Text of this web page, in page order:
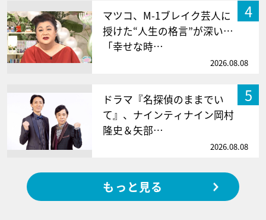
4
マツコ、M-1ブレイク芸人に
授けた“人生の格言”が深い…
「幸せな時…
2026.08.08
5
ドラマ『名探偵のままでい
て』、ナインティナイン岡村
隆史＆矢部…
2026.08.08
もっと見る